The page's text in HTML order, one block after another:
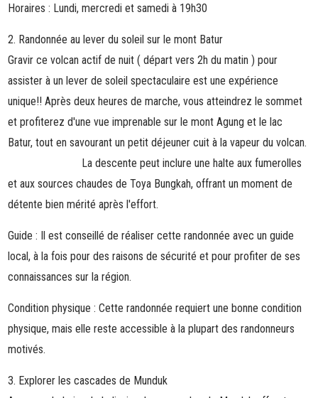
Horaires : Lundi, mercredi et samedi à 19h30
2. Randonnée au lever du soleil sur le mont Batur
Gravir ce volcan actif de nuit ( départ vers 2h du matin ) pour
assister à un lever de soleil spectaculaire est une expérience
unique!! Après deux heures de marche, vous atteindrez le sommet
et profiterez d'une vue imprenable sur lemont Agung et le lac
Batur, tout en savourant un petit déjeuner cuit à la vapeur du volcan.
La descente peut inclure une halte aux fumerolles
et aux sources chaudes de Toya Bungkah, offrant un moment de
détente bien mérité après l'effort.
Guide : Il est conseillé de réaliser cette randonnée avec un guide
local, à la fois pour des raisons de sécurité et pour profiter de ses
connaissances sur la région.
Condition physique : Cette randonnée requiert une bonne condition
physique, mais elle reste accessible à la plupart des randonneurs
motivés.
3. Explorer les cascades de Munduk